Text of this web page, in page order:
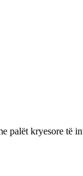
palët kryesore